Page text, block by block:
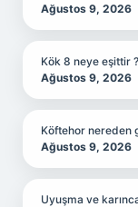
Ağustos 9, 2026
Kök 8 neye eşittir ?
Ağustos 9, 2026
Köftehor nereden
Ağustos 9, 2026
Uyuşma ve